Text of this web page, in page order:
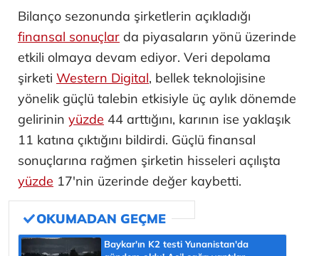
Bilanço sezonunda şirketlerin açıkladığı
finansal sonuçlar da piyasaların yönü üzerinde
etkili olmaya devam ediyor. Veri depolama
şirketi Western Digital, bellek teknolojisine
yönelik güçlü talebin etkisiyle üç aylık dönemde
gelirinin yüzde 44 arttığını, karının ise yaklaşık
11 katına çıktığını bildirdi. Güçlü finansal
sonuçlarına rağmen şirketin hisseleri açılışta
yüzde 17'nin üzerinde değer kaybetti.
Baykar'ın K2 testi Yunanistan'da